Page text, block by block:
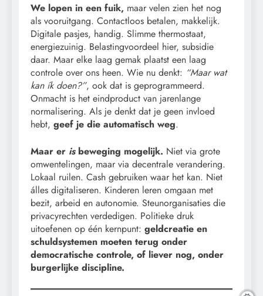
We lopen in een fuik, maar velen zien het nog
als vooruitgang. Contactloos betalen, makkelijk.
Digitale pasjes, handig. Slimme thermostaat,
energiezuinig. Belastingvoordeel hier, subsidie
daar. Maar elke laag gemak plaatst een laag
controle over ons heen. Wie nu denkt: “Maar wat
kan ík doen?”, ook dat is geprogrammeerd.
Onmacht is het eindproduct van jarenlange
normalisering. Als je denkt dat je geen invloed
hebt, geef je die automatisch weg.
Maar er isbeweging mogelijk. Niet via grote
omwentelingen, maar via decentrale verandering.
Lokaal ruilen. Cash gebruiken waar het kan. Niet
álles digitaliseren. Kinderen leren omgaan met
bezit, arbeid en autonomie. Steunorganisaties die
privacyrechten verdedigen. Politieke druk
uitoefenen op één kernpunt: geldcreatie en
schuldsystemen moeten terug onder
democratische controle, of liever nog, onder
burgerlijke discipline.